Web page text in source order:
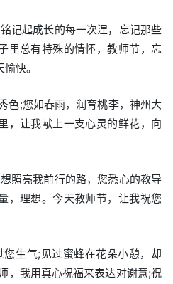
记起成长的每一次涅，忘记那些
里总有特殊的情怀，教师节，忘
快。
色;您如春雨，润育桃李，神州大
，让我献上一支心灵的鲜花，向
照亮我前行的路，您悉心的教导
，理想。今天教师节，让我祝您
生气;见过蜜蜂在花朵小憩，却
，我用真心祝福来表达对谢意;祝